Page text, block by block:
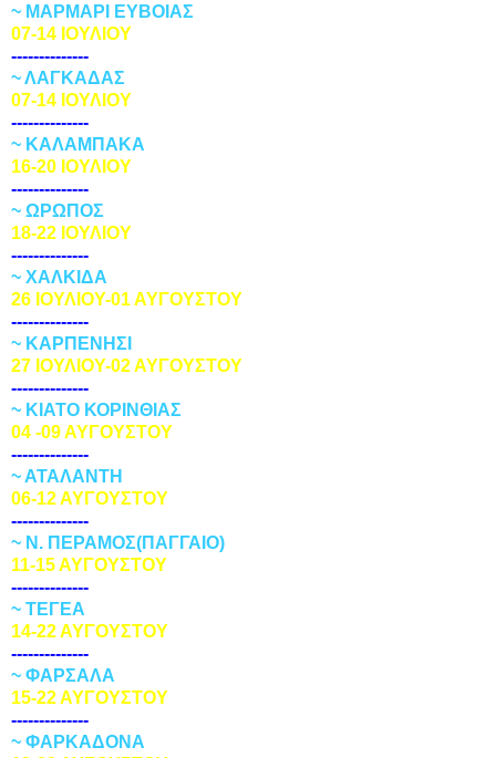
~ ΜΑΡΜΑΡΙ ΕΥΒΟΙΑΣ
07-14 ΙΟΥΛΙΟΥ
--------------
~ ΛΑΓΚΑΔΑΣ
07-14 ΙΟΥΛΙΟΥ
--------------
~ ΚΑΛΑΜΠΑΚΑ
16-20 ΙΟΥΛΙΟΥ
--------------
~ ΩΡΩΠΟΣ
18-22 ΙΟΥΛΙΟΥ
--------------
~ ΧΑΛΚΙΔΑ
26 ΙΟΥΛΙΟΥ-01 ΑΥΓΟΥΣΤΟΥ
--------------
~ ΚΑΡΠΕΝΗΣΙ
27 ΙΟΥΛΙΟΥ-02 ΑΥΓΟΥΣΤΟΥ
--------------
~ ΚΙΑΤΟ ΚΟΡΙΝΘΙΑΣ
04 -09 ΑΥΓΟΥΣΤΟΥ
--------------
~ ΑΤΑΛΑΝΤΗ
06-12 ΑΥΓΟΥΣΤΟΥ
--------------
~ Ν. ΠΕΡΑΜΟΣ(ΠΑΓΓΑΙΟ)
11-15 ΑΥΓΟΥΣΤΟΥ
--------------
~ ΤΕΓΕΑ
14-22 ΑΥΓΟΥΣΤΟΥ
--------------
~ ΦΑΡΣΑΛΑ
15-22 ΑΥΓΟΥΣΤΟΥ
--------------
~ ΦΑΡΚΑΔΟΝΑ